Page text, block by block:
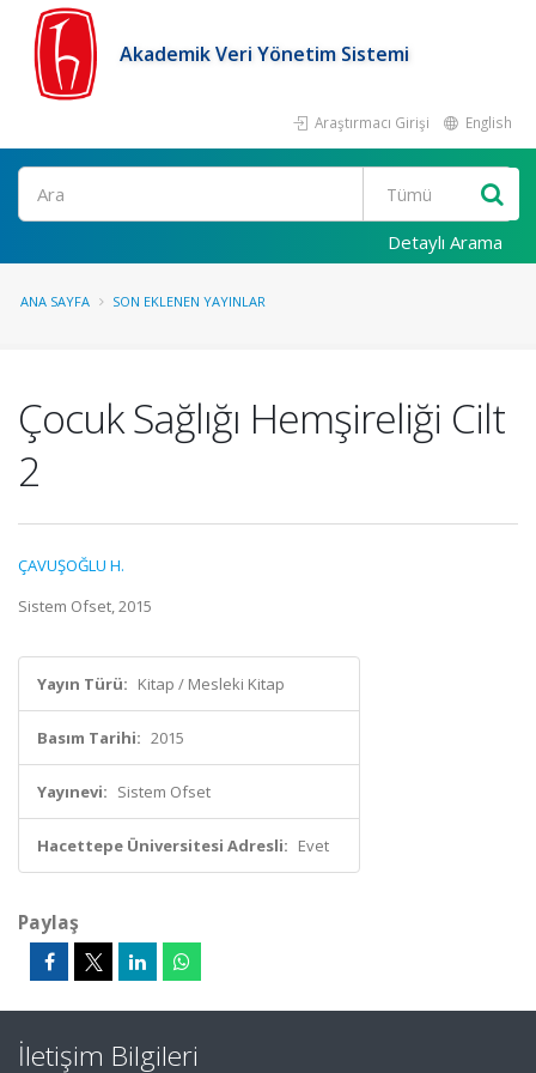
Akademik Veri Yönetim Sistemi
Araştırmacı Girişi English
Ara
Detaylı Arama
ANA SAYFA SON EKLENEN YAYINLAR
Çocuk Sağlığı Hemşireliği Cilt
2
ÇAVUŞOĞLU H.
Sistem Ofset, 2015
Yayın Türü: Kitap / Mesleki Kitap
Basım Tarihi: 2015
Yayınevi: Sistem Ofset
Hacettepe Üniversitesi Adresli: Evet
Paylaş
İletişim Bilgileri